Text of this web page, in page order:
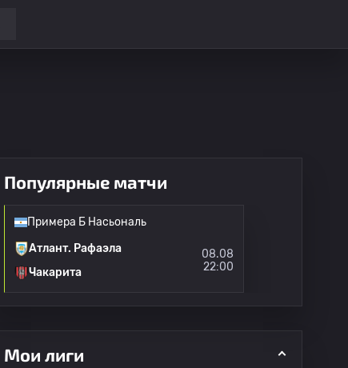
О команде
Популярные матчи
Примера Б Насьональ
Атлант. Рафаэла
Чакарита
08.08
22:00
Мои лиги